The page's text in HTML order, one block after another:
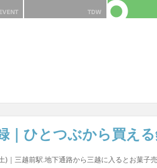
｜ひとつぶから買える
)｜三越前駅.地下通路から三越に入るとお菓子